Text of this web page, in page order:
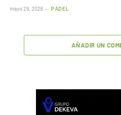
mayo 29, 2026 PÁDEL
AÑADIR UN